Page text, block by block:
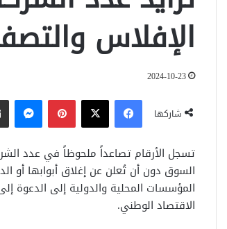
الإفلاس
2024-10-23
شاركها
فيسبوك ‫X بينتيريست
تسجل الأرقام تصاعداً ملحوظاً في عدد
السوق دون أن تُعلن عن إغلاق أبوابها أو
المؤسسات المحلية والدولية إلى الدعوة
الاقتصاد الوطني.